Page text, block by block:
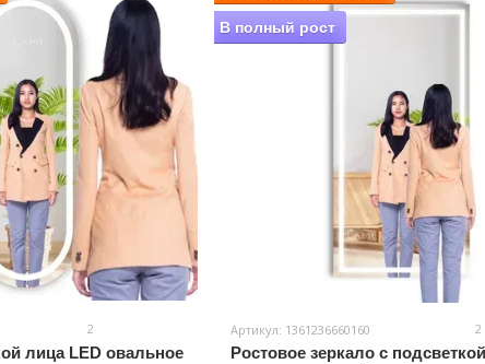
2
лица LED овальное
В полный рост
Артикул: 1361236660160 2
Ростовое зеркало с